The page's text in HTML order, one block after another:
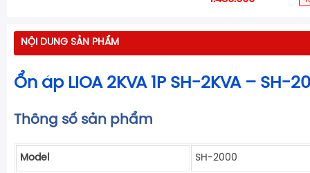
NỘI DUNG SẢN PHẨM
Ổn áp LIOA 2KVA 1P SH-2KVA – SH-
Thông số sản phẩm
Model SH-2000